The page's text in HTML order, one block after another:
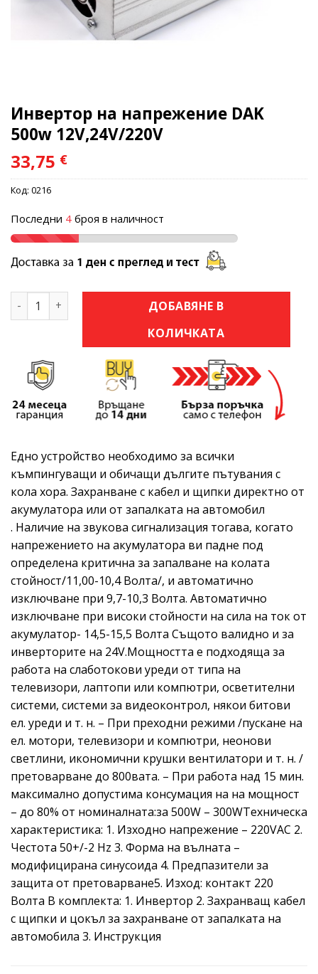
Инвертор на напрежение DAK
500w 12V,24V/220V
33,75 €
Код: 0216
Последни 4 броя в наличност
количество за Инвертор на напрежение DAK 500w
ДОБАВЯНЕ В
КОЛИЧКАТА
Едно устройство необходимо за всички
къмпингуващи и обичащи дългите пътувания с
кола хора. Захранване с кабел и щипки директно от
акумулатора или от запалката на автомобил
. Наличие на звукова сигнализация тогава, когато
напрежението на акумулатора ви падне под
определена критична за запалване на колата
стойност/11,00-10,4 Волта/, и автоматично
изключване при 9,7-10,3 Волта. Автоматично
изключване при високи стойности на сила на ток от
акумулатор- 14,5-15,5 Волта Същото валидно и за
инверторите на 24V.Мощността е подходяща за
работа на слаботокови уреди от типа на
телевизори, лаптопи или компютри, осветителни
системи, системи за видеоконтрол, някои битови
ел. уреди и т. н. – При преходни режими /пускане на
ел. мотори, телевизори и компютри, неонови
светлини, икономични крушки вентилатори и т. н. /
претоварване до 800вата. – При работа над 15 мин.
максимално допустима консумация на на мощност
– до 80% от номиналната:за 500W – 300WТехническа
характеристика: 1. Изходно напрежение – 220VAC 2.
Честота 50+/-2 Hz 3. Форма на вълната –
модифицирана синусоида 4. Предпазители за
защита от претоварване5. Изход: контакт 220
Волта В комплекта: 1. Инвертор 2. Захранващ кабел
с щипки и цокъл за захранване от запалката на
автомобила 3. Инструкция